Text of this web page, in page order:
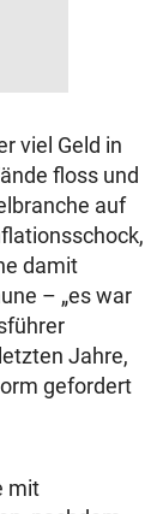
viel Geld in
floss und
auf
damit
– „es war
Jahre,
gefordert
mit